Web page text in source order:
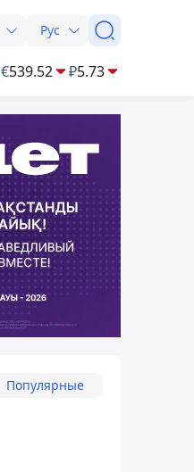
Рус
€539.52 ₽5.73
Популярные